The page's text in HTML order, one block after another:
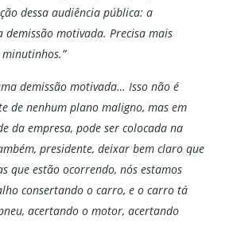
dessa audiência pública: a
demissão motivada. Precisa mais
demissão motivada… Isso não é
de nenhum plano maligno, mas em
da empresa, pode ser colocada na
presidente, deixar bem claro que
que estão ocorrendo, nós estamos
consertando o carro, e o carro tá
acertando o motor, acertando